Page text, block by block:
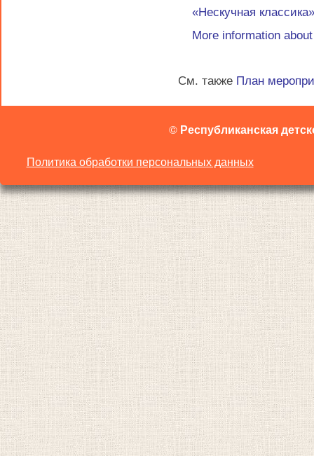
«Нескучная классика»
More information
См. также План
© Республиканская
Политика обработки персональных данных